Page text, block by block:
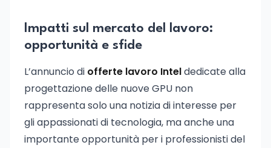
Impatti sul mercato del lavoro:
opportunità e sfide
L’annuncio di offerte lavoro Inteldedicate alla
progettazione delle nuove GPU non
rappresenta solo una notizia di interesse per
gli appassionati di tecnologia, ma anche una
importante opportunità per i professionisti del